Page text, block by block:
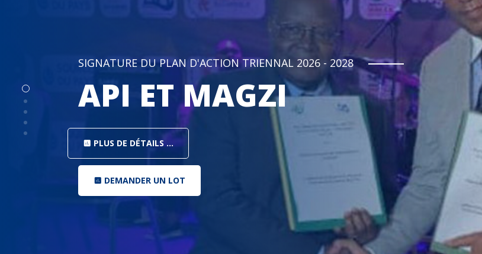
SIGNATURE DU PLAN D'ACTION TRIENNAL 2026 - 2028
API ET MAGZI
insert_chart PLUS DE DÉTAILS ...
insert_chart DEMANDER UN LOT